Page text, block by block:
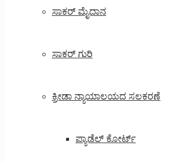
ಸಾಕರ್ ಮೈದಾನ
ಸಾಕರ್ ಗುರಿ
ಕ್ರೀಡಾ ನ್ಯಾಯಾಲಯದ ಸಲಕರಣೆ
ಪ್ಯಾಡೆಲ್ ಕೋರ್ಟ್